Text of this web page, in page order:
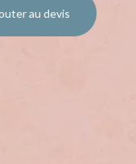
au devis